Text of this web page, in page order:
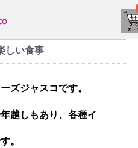
しい食事
ズジャスコです。
越しもあり、各種イ
。